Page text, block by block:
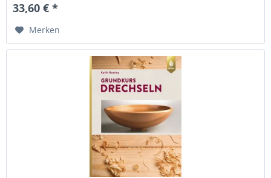
33,60 € *
Merken